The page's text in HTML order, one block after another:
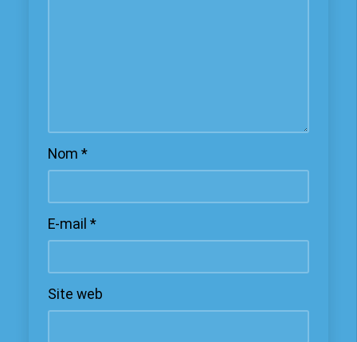
Nom *
E-mail *
Site web